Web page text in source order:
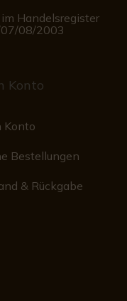
Handelsregister
08/2003
Konto
Konto
Bestellungen
& Rückgabe